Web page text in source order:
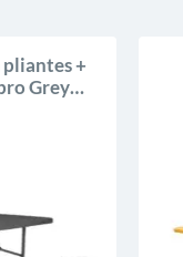
pliantes +
Grey